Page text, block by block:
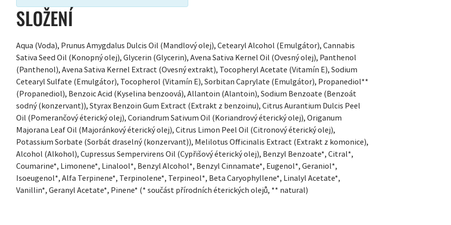
SLOŽENÍ
Aqua (Voda), Prunus Amygdalus Dulcis Oil (Mandlový olej), Cetearyl Alcohol (Emulgátor), Cannabis
Sativa Seed Oil (Konopný olej), Glycerin (Glycerin), Avena Sativa Kernel Oil (Ovesný olej), Panthenol
(Panthenol), Avena Sativa Kernel Extract (Ovesný extrakt), Tocopheryl Acetate (Vitamín E), Sodium
Cetearyl Sulfate (Emulgátor), Tocopherol (Vitamín E), Sorbitan Caprylate (Emulgátor), Propanediol**
(Propanediol), Benzoic Acid (Kyselina benzoová), Allantoin (Alantoin), Sodium Benzoate (Benzoát
sodný (konzervant)), Styrax Benzoin Gum Extract (Extrakt z benzoinu), Citrus Aurantium Dulcis Peel
Oil (Pomerančový éterický olej), Coriandrum Sativum Oil (Koriandrový éterický olej), Origanum
Majorana Leaf Oil (Majoránkový éterický olej), Citrus Limon Peel Oil (Citronový éterický olej),
Potassium Sorbate (Sorbát draselný (konzervant)), Melilotus Officinalis Extract (Extrakt z komonice),
Alcohol (Alkohol), Cupressus Sempervirens Oil (Cypřišový éterický olej), Benzyl Benzoate*, Citral*,
Coumarine*, Limonene*, Linalool*, Benzyl Alcohol*, Benzyl Cinnamate*, Eugenol*, Geraniol*,
Isoeugenol*, Alfa Terpinene*, Terpinolene*, Terpineol*, Beta Caryophyllene*, Linalyl Acetate*,
Vanillin*, Geranyl Acetate*, Pinene* (* součást přírodních éterických olejů, ** natural)